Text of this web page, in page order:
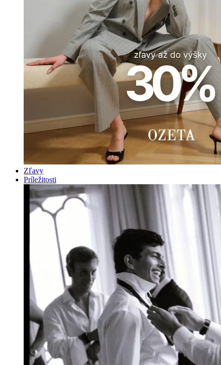
Zľavy
Príležitosti